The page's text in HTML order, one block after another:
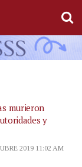
murieron
y
2019 11:02 AM